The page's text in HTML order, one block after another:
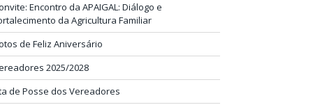
Encontro da APAIGAL: Diálogo e
da Agricultura Familiar
de Feliz Aniversário
2025/2028
de Posse dos Vereadores